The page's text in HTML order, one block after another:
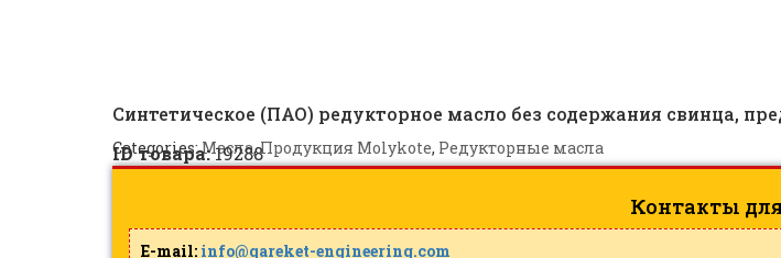
Синтетическое (ПАО) редукторное масло без содержания свинца,
Categories:Масла,Продукция Molykote, Редукторные масла
ID товара:19288
Контакты
E-mail: info@qareket-engineering.com